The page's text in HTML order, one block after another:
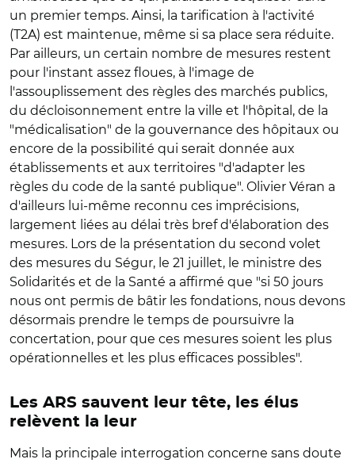
un premier temps. Ainsi, la tarification à l'activité
(T2A) est maintenue, même si sa place sera réduite.
Par ailleurs, un certain nombre de mesures restent
pour l'instant assez floues, à l'image de
l'assouplissement des règles des marchés publics,
du décloisonnement entre la ville et l'hôpital, de la
"médicalisation" de la gouvernance des hôpitaux ou
encore de la possibilité qui serait donnée aux
établissements et aux territoires "d'adapter les
règles du code de la santé publique". Olivier Véran a
d'ailleurs lui-même reconnu ces imprécisions,
largement liées au délai très bref d'élaboration des
mesures. Lors de la présentation du second volet
des mesures du Ségur, le 21 juillet, le ministre des
Solidarités et de la Santé a affirmé que "si 50 jours
nous ont permis de bâtir les fondations, nous devons
désormais prendre le temps de poursuivre la
concertation, pour que ces mesures soient les plus
opérationnelles et les plus efficaces possibles".
Les ARS sauvent leur tête, les élus
relèvent la leur
Mais la principale interrogation concerne sans doute